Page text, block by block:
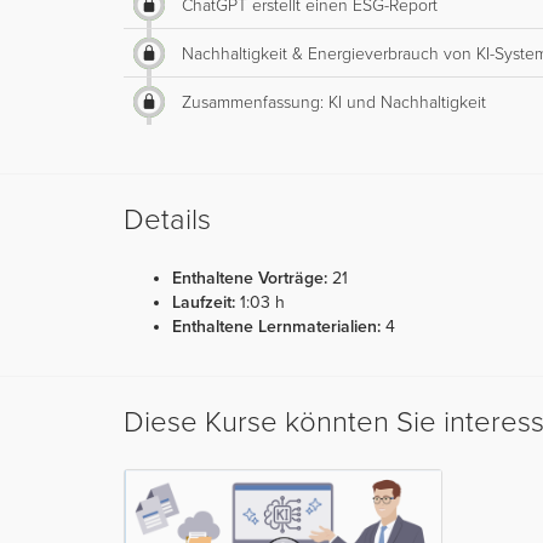
ChatGPT erstellt einen ESG-Report
Nachhaltigkeit & Energieverbrauch von KI-
Zusammenfassung: KI und Nachhaltigkeit
Details
Enthaltene Vorträge: 21
Laufzeit: 1:03 h
Enthaltene Lernmaterialien: 4
Diese Kurse könnten Sie